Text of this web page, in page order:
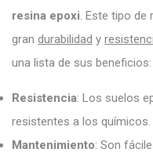
resina epoxi. Este tipo de
gran durabilidad y
una lista de sus beneficios:
Resistencia: Los suelos
resistentes a los químicos.
Mantenimiento: Son